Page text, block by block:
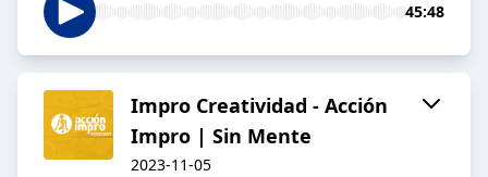
45:48
Impro Creatividad - Acción
Impro | Sin Mente
2023-11-05